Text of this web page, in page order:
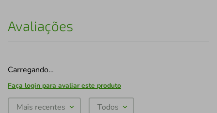
Avaliações
Carregando…
Faça login para avaliar este produto
Mais recentes Todos